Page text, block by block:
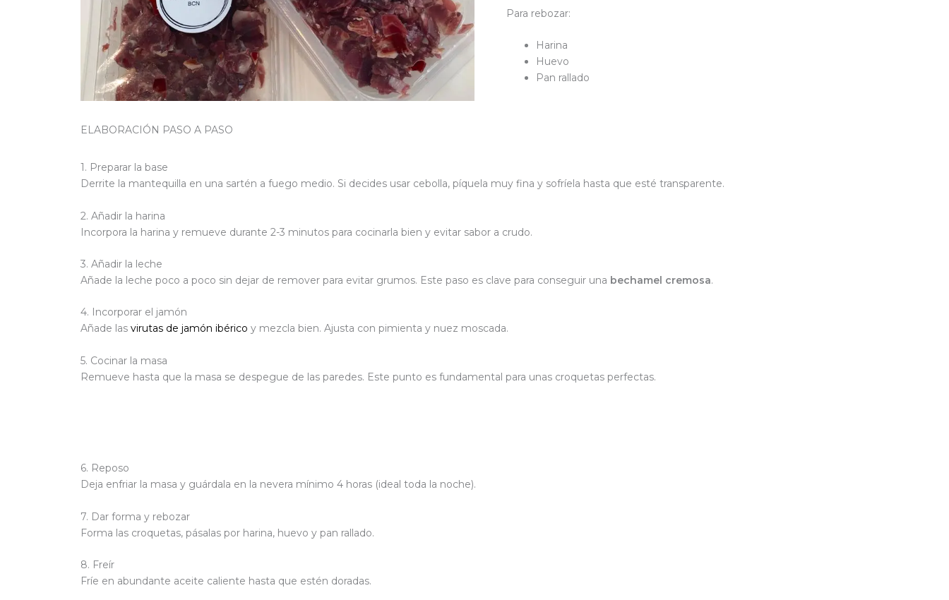
Para rebozar:
Harina
Huevo
Pan rallado
ELABORACIÓN PASO A PASO
1. Preparar la base
Derrite la mantequilla en una sartén a fuego medio. Si decides usar cebolla, píquela muy fina y sofríela hasta que esté transparente.
2. Añadir la harina
Incorpora la harina y remueve durante 2-3 minutos para cocinarla bien y evitar sabor a crudo.
3. Añadir la leche
Añade la leche poco a poco sin dejar de remover para evitar grumos. Este paso es clave para conseguir una bechamel cremosa.
4. Incorporar el jamón
Añade las virutas de jamón ibérico y mezcla bien. Ajusta con pimienta y nuez moscada.
5. Cocinar la masa
Remueve hasta que la masa se despegue de las paredes. Este punto es fundamental para unas croquetas perfectas.
6. Reposo
Deja enfriar la masa y guárdala en la nevera mínimo 4 horas (ideal toda la noche).
7. Dar forma y rebozar
Forma las croquetas, pásalas por harina, huevo y pan rallado.
8. Freír
Fríe en abundante aceite caliente hasta que estén doradas.